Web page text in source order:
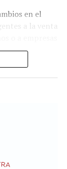
en el
a la venta
sobre
las